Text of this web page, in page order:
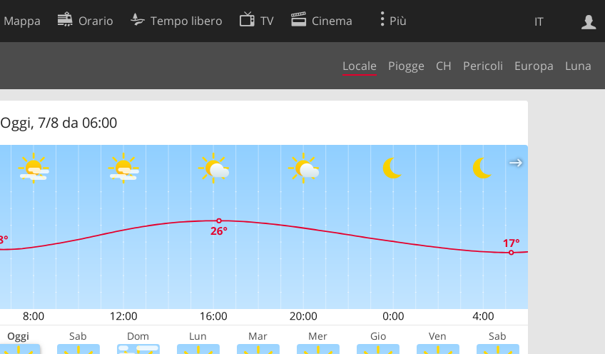
IT
Mappa Orario Tempo libero TV Cinema Più
Locale Piogge CH Pericoli Europa Luna
Oggi, 7/8 da 06:00
Oggi Sab Dom Lun Mar Mer Gio Ven Sab
Ricerca Web
Preferenze cookie